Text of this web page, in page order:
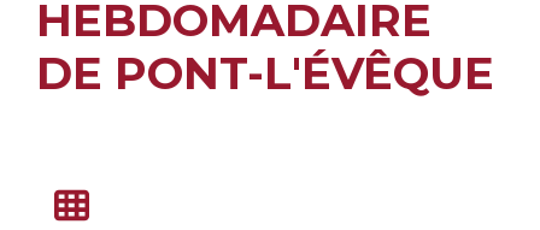
HEBDOMADAIRE
DE PONT-L'ÉVÊQUE